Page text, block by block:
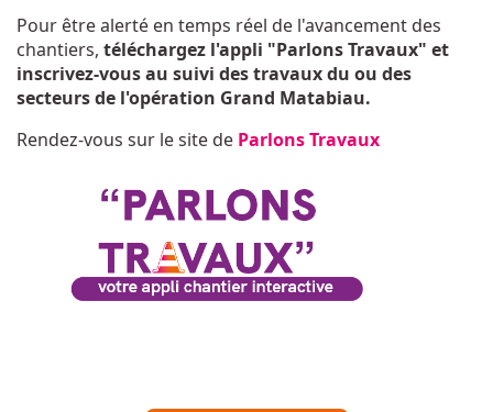
Pour être alerté en temps réel de l'avancement des
chantiers, téléchargez l'appli "Parlons Travaux" et
inscrivez-vous au suivi des travaux du ou des
secteurs de l'opération Grand Matabiau.
Rendez-vous sur le site de Parlons Travaux